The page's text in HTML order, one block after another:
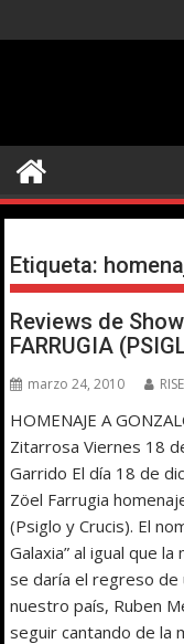
al
Etiqueta:
Reviews de
FARRUGIA
marzo 24, 2010
HOMENAJE A
Zitarrosa Viernes 18
Garrido El día 18 de
Zöel Farrugia
(Psiglo y Crucis). El
Galaxia” al igual que
se daría el regreso de
nuestro país, Ruben
seguir cantando de la